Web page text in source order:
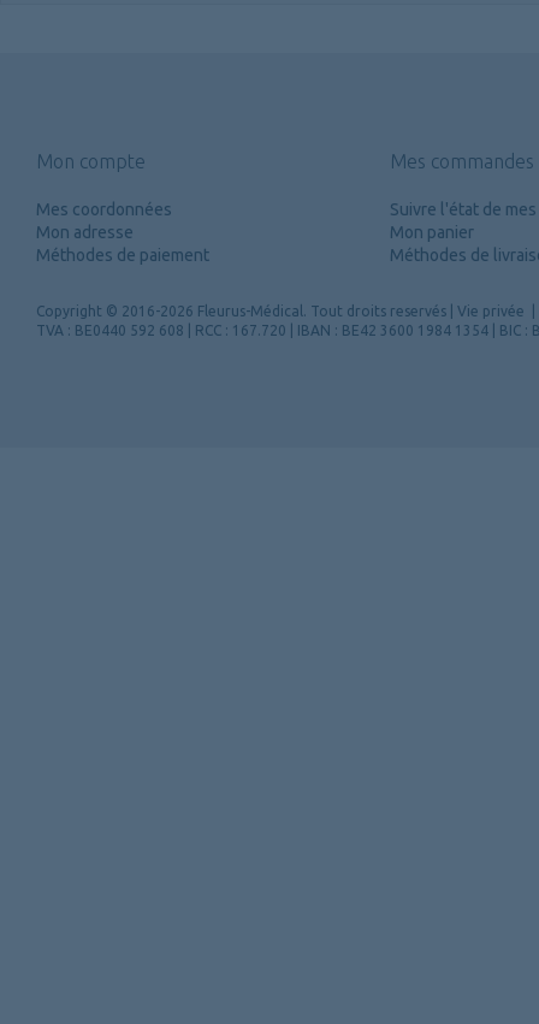
Mon compte
Mes coordonnées
Mon adresse
Méthodes de paiement
Mes commandes
Suivre l'état de
Mon panier
Méthodes de
Copyright © 2016-2026 Fleurus-Médical. Tout droits reservés Vie privée
TVA : BE0440 592 608 | RCC : 167.720 | IBAN : BE42 3600 1984 1354 | BIC :